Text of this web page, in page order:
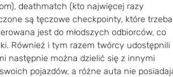
deathmatch (kto najwięcej razy
są tęczowe checkpointy, które trzeba
jest do młodszych odbiorców, co
Również i tym razem twórcy udostępnili
następnie można dzielić się z innymi
pojazdów, a różne auta nie